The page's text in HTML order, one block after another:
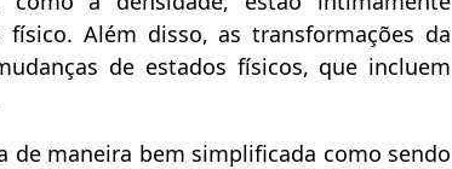
Além disso, as transformações da
de estados físicos, que incluem
de maneira bem simplificada como sendo